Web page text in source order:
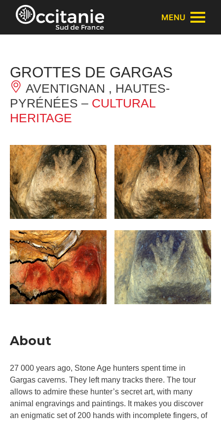
Cookies management panel
MENU
GROTTES DE GARGAS
AVENTIGNAN , HAUTES-
PYRÉNÉES – CULTURAL
HERITAGE
About
27 000 years ago, Stone Age hunters spent time in
Gargas caverns. They left many tracks there. The tour
allows to admire these hunter’s secret art, with many
animal engravings and paintings. It makes you discover
an enigmatic set of 200 hands with incomplete fingers, of